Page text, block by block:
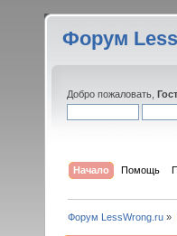
Форум
Добро пожаловать,
Начало Помощь
Форум LessWrong.ru »